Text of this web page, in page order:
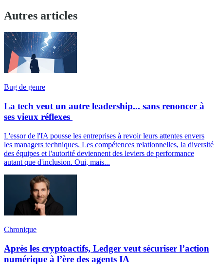
Autres articles
Bug de genre
La tech veut un autre leadership... sans renoncer à
ses vieux réflexes
L'essor de l'IA pousse les entreprises à revoir leurs attentes envers
les managers techniques. Les compétences relationnelles, la diversité
des équipes et l'autorité deviennent des leviers de performance
autant que d'inclusion. Oui, mais...
Chronique
Après les cryptoactifs, Ledger veut sécuriser l’action
numérique à l’ère des agents IA